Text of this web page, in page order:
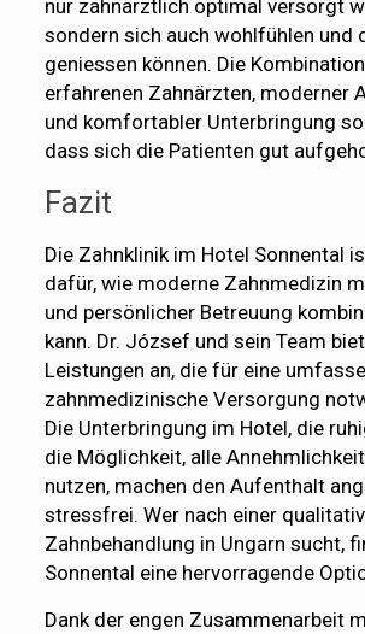
nur zahnärztlich optimal versorgt
sondern sich auch wohlfühlen und
geniessen können. Die
erfahrenen Zahnärzten, moderner
und komfortabler Unterbringung
dass sich die Patienten gut
Fazit
Die Zahnklinik im Hotel Sonnental
dafür, wie moderne Zahnmedizin
und persönlicher Betreuung
kann. Dr. József und sein Team
Leistungen an, die für eine
zahnmedizinische Versorgung
Die Unterbringung im Hotel, die
die Möglichkeit, alle
nutzen, machen den Aufenthalt
stressfrei. Wer nach einer
Zahnbehandlung in Ungarn sucht,
Sonnental eine hervorragende
Dank der engen Zusammenarbeit